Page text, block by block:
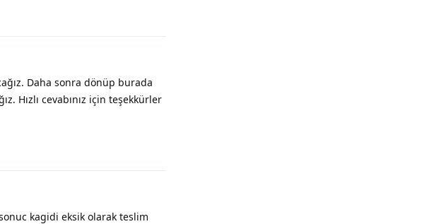
Daha sonra dönüp burada
Hızlı cevabınız için teşekkürler
kagidi eksik olarak teslim